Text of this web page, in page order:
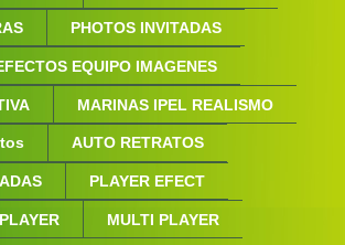
PHOTOS INVITADAS
EQUIPO IMAGENES
MARINAS IPEL REALISMO
AUTO RETRATOS
PLAYER EFECT
MULTI PLAYER